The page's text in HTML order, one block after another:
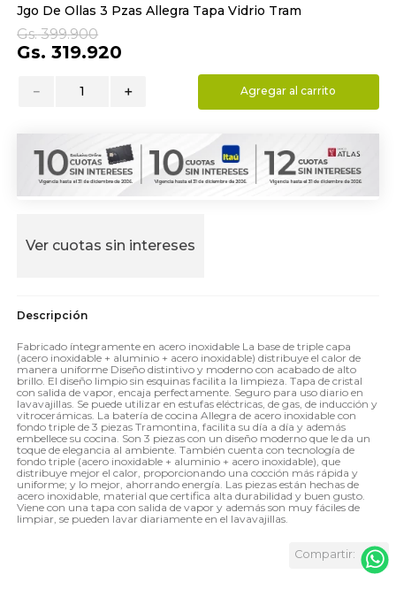
Jgo De Ollas 3 Pzas Allegra Tapa Vidrio Tram
Gs. 399.900
Gs. 319.920
＋
－ Agregar al carrito
Ver cuotas sin intereses
Fabricado íntegramente en acero inoxidable La base de triple capa
(acero inoxidable + aluminio + acero inoxidable) distribuye el calor de
manera uniforme Diseño distintivo y moderno con acabado de alto
brillo. El diseño limpio sin esquinas facilita la limpieza. Tapa de cristal
con salida de vapor, encaja perfectamente. Seguro para uso diario en
lavavajillas. Se puede utilizar en estufas eléctricas, de gas, de inducción y
vitrocerámicas. La batería de cocina Allegra de acero inoxidable con
fondo triple de 3 piezas Tramontina, facilita su día a día y además
embellece su cocina. Son 3 piezas con un diseño moderno que le da un
toque de elegancia al ambiente. También cuenta con tecnología de
fondo triple (acero inoxidable + aluminio + acero inoxidable), que
distribuye mejor el calor, proporcionando una cocción más rápida y
uniforme; y lo mejor, ahorrando energía. Las piezas están hechas de
acero inoxidable, material que certifica alta durabilidad y buen gusto.
Viene con una tapa con salida de vapor y además son muy fáciles de
limpiar, se pueden lavar diariamente en el lavavajillas.
9.
hydrate
10. toalla